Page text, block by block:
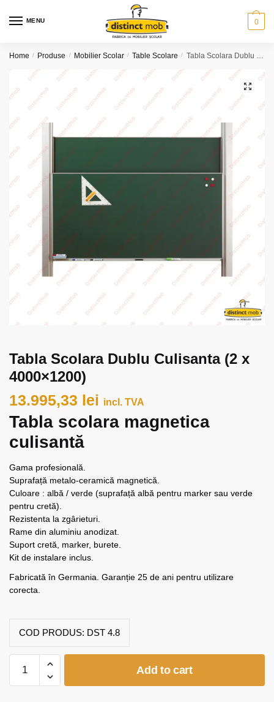
MENU 0
Home / Produse / Mobilier Scolar / Table Scolare / Tabla Scolara Dublu Culisanta (2 x 4000×1200)
🔍
Tabla Scolara Dublu Culisanta (2 x
4000×1200)
13.995,33 lei incl. TVA
Tabla scolara magnetica
culisantă
Gama profesională.
Suprafață metalo-ceramică magnetică.
Culoare : albă / verde (suprafață albă pentru marker sau verde
pentru cretă).
Rezistenta la zgârieturi.
Rame din aluminiu anodizat.
Suport cretă, marker, burete.
Kit de instalare inclus.
Fabricată în Germania. Garanție 25 de ani pentru utilizare
corecta.
COD PRODUS: DST 4.8
Scolara
Add to cart